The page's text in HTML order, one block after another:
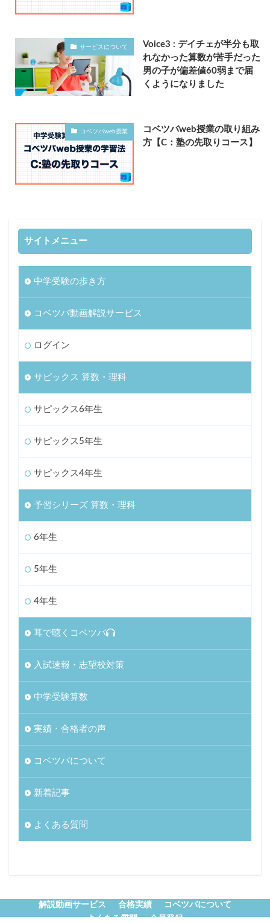
サービスについて
Voice3 : デイチェが半分も取
れなかった算数が苦手だった
男の子が偏差値60弱まで届
くようになりました
コベツバweb授業
コベツバweb授業の取り組み
方【C：塾の先取りコース】
サイトメニュー
中学受験の歩き方
コベツバ動画解説サービス
ログイン
サピックス 算数・理科
サピックス6年生
サピックス5年生
サピックス4年生
予習シリーズ 算数・理科
6年生
5年生
4年生
耳で聴くコベツバ
入試速報・志望校対策
中学受験算数
実績・合格者の声
コベツバについて
新着記事
よくある質問
解説動画サービス 合格実績
コベツバについて
よくある質問
会員登録